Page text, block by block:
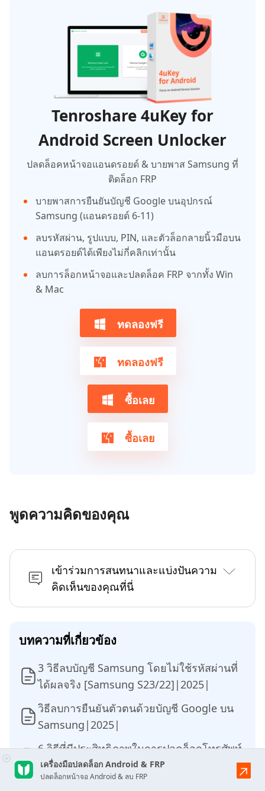
Tenroshare 4uKey for
Android Screen Unlocker
ปลดล็อคหน้าจอแอนดรอยด์ & บายพาส Samsung ที่
ติดล็อก FRP
บายพาสการยืนยันบัญชี Google บนอุปกรณ์
Samsung (แอนดรอยด์ 6-11)
ลบรหัสผ่าน, รูปแบบ, PIN, และตัวล็อกลายนิ้วมือบน
แอนดรอยด์ได้เพียงไม่กี่คลิกเท่านั้น
ลบการล็อกหน้าจอและปลดล็อค FRP จากทั้ง Win
& Mac
ทดลองฟรี
ทดลองฟรี
ซื้อเลย
ซื้อเลย
พูดความคิดของคุณ
เข้าร่วมการสนทนาและแบ่งปันความ
คิดเห็นของคุณที่นี่
บทความที่เกี่ยวข้อง
3 วิธีลบบัญชี Samsung โดยไม่ใช้รหัสผ่านที่
ได้ผลจริง [Samsung S23/22]|2025|
วิธีลบการยืนยันตัวตนด้วยบัญชี Google บน
Samsung|2025|
6 วิธีที่มีประสิทธิภาพในการปลดล็อกโทรศัพท์
Huawei โดยไม่ต้องรีเซ็ตเครื่อง|2025|
เครื่องมือปลดล็อก Android & FRP
ปลดล็อกหน้าจอ Android & ลบ FRP